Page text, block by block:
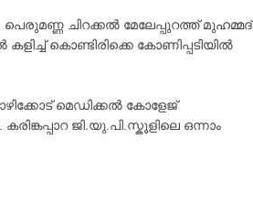
പെരുമണ്ണ ചിറക്കൽ മേലേപ്പുറത്ത് മുഹമ്മദ്
കൊണ്ടിരിക്കെ കോണിപ്പടിയിൽ
മെഡിക്കൽ കോളേജ്
ജി.യു.പി.സ്കൂളിലെ ഒന്നാം